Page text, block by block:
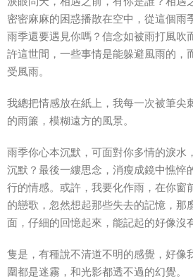
密密麻麻的困惑播散在空中，從這個雨
雨季還要遇見你嗎？信念如被雨打風吹
許這世間，一些事情是能躲避風雨的，
受風雨。
我總把情感放在紙上，我每一次被筆尖
的雨簾，模糊遠方的風景。
雨季你心本沉默，可面對你多情的淚水
沉默？最後一縷思念，消瘦成鏡中憔悴
行的情感。或許，我要化作雨，在你窗
的戀歌，忽然想起那些失去的記憶，那
面，仔細的回憶起來，能記起的好像沒
隻是，有種說不清道不明的感覺，好像
圍都是迷霧，和光影都透不過的幻覺。